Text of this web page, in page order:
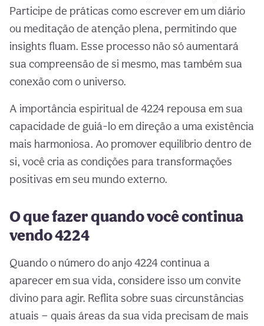
Participe de práticas como escrever em um diário
ou meditação de atenção plena, permitindo que
insights fluam. Esse processo não só aumentará
sua compreensão de si mesmo, mas também sua
conexão com o universo.
A importância espiritual de 4224 repousa em sua
capacidade de guiá-lo em direção a uma existência
mais harmoniosa. Ao promover equilíbrio dentro de
si, você cria as condições para transformações
positivas em seu mundo externo.
O que fazer quando você continua
vendo 4224
Quando o número do anjo 4224 continua a
aparecer em sua vida, considere isso um convite
divino para agir. Reflita sobre suas circunstâncias
atuais — quais áreas da sua vida precisam de mais